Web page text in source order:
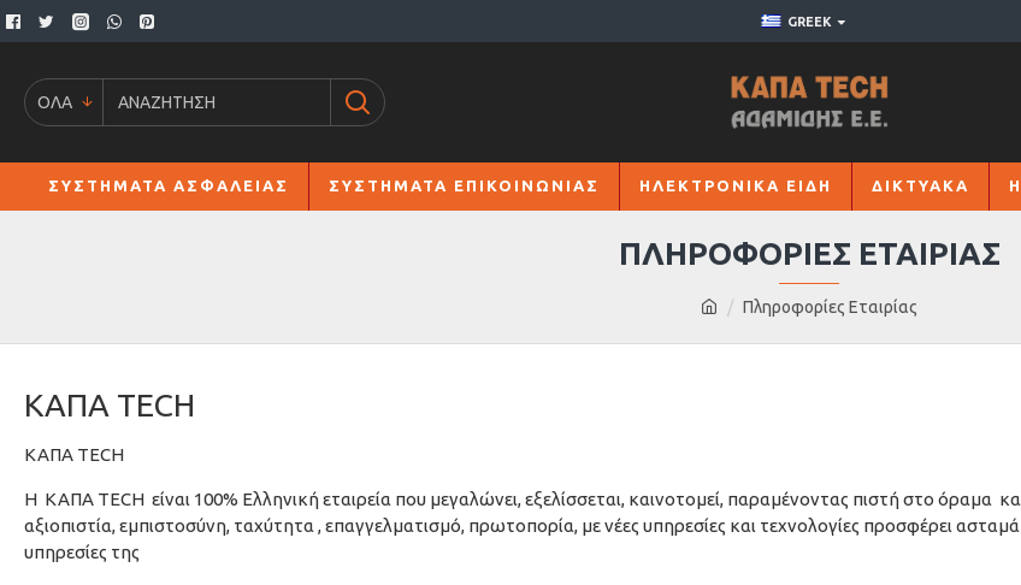
GREEK
ΟΛΑ
ΣΥΣΤΗΜΑΤΑ ΑΣΦΑΛΕΙΑΣ ΣΥΣΤΗΜΑΤΑ ΕΠΙΚΟΙΝΩΝΙΑΣ ΗΛΕΚΤΡΟΝΙΚΑ ΕΙΔΗ ΔΙΚΤΥΑΚΑ
Πληροφορίες Εταιρίας
ΠΛΗΡΟΦΟΡΊΕΣ ΕΤΑΙΡΊΑΣ
ΚΑΠΑ TECH
ΚΑΠΑ TECH
Η ΚΑΠΑ TECH είναι 100% Ελληνική εταιρεία που μεγαλώνει, εξελίσσεται, καινοτομεί, παραμένοντας πιστή στο όραμα
αξιοπιστία, εμπιστοσύνη, ταχύτητα , επαγγελματισμό, πρωτοπορία, µε νέες υπηρεσίες και τεχνολογίες προσφέρει
υπηρεσίες της